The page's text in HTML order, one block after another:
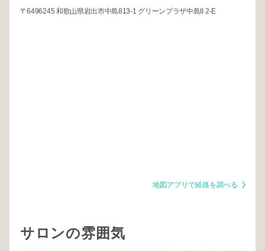
〒6496245 和歌山県岩出市中島813-1 グリーンプラザ中島II 2-E
地図アプリで経路を調べる
サロンの雰囲気